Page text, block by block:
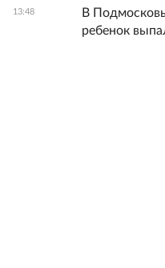
13:48
В
ребенок